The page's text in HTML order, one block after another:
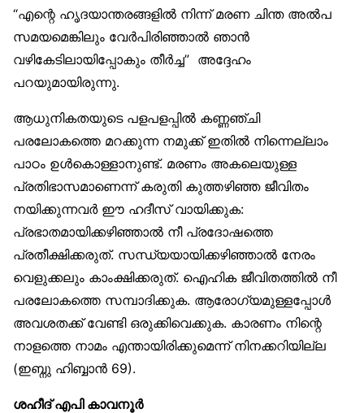
“എന്റെ ഹൃദയാന്തരങ്ങളില്‍ നിന്ന് മരണ ചിന്ത അല്‍പ
സമയമെങ്കിലും വേര്‍പിരിഞ്ഞാല്‍ ഞാന്‍
വഴികേടിലായിപ്പോകും തീര്‍ച്ച” അദ്ദേഹം
പറയുമായിരുന്നു.
ആധുനികതയുടെ പളപളപ്പില്‍ കണ്ണഞ്ചി
പരലോകത്തെ മറക്കുന്ന നമുക്ക് ഇതില്‍ നിന്നെല്ലാം
പാഠം ഉള്‍കൊള്ളാനുണ്ട്. മരണം അകലെയുള്ള
പ്രതിഭാസമാണെന്ന് കരുതി കുത്തഴിഞ്ഞ ജീവിതം
നയിക്കുന്നവര്‍ ഈ ഹദീസ് വായിക്കുക:
പ്രഭാതമായിക്കഴിഞ്ഞാല്‍ നീ പ്രദോഷത്തെ
പ്രതീക്ഷിക്കരുത്. സന്ധ്യയായിക്കഴിഞ്ഞാല്‍ നേരം
വെളുക്കലും കാംക്ഷിക്കരുത്. ഐഹിക ജീവിതത്തില്‍ നീ
പരലോകത്തെ സമ്പാദിക്കുക. ആരോഗ്യമുള്ളപ്പോള്‍
അവശതക്ക് വേണ്ടി ഒരുക്കിവെക്കുക. കാരണം നിന്റെ
നാളത്തെ നാമം എന്തായിരിക്കുമെന്ന് നിനക്കറിയില്ല
(ഇബ്നു ഹിബ്ബാന്‍ 69).
ശഹീദ് എപി കാവനൂര്‍